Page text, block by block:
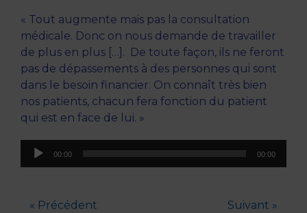
« Tout augmente mais pas la consultation
médicale. Donc on nous demande de travailler
de plus en plus […]. De toute façon, ils ne feront
pas de dépassements à des personnes qui sont
dans le besoin financier. On connaît très bien
nos patients, chacun fera fonction du patient
qui est en face de lui. »
Lecteur
00:00 00:00
« Précédent Suivant »